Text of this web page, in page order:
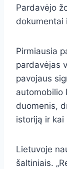
Pardavėjo
dokumentai
Pirmiausia
pardavėjas
pavojaus
automobilio
duomenis,
istoriją ir kai
Lietuvoje
šaltiniais.